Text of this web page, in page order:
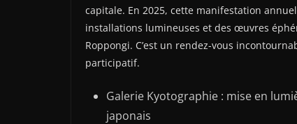
capitale. En 2025, cette manifestation
installations lumineuses et des œuvres
Roppongi. C’est un rendez-vous
participatif.
Galerie Kyotographie : mise en
japonais